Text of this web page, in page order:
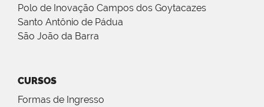
Polo de Inovação Campos dos Goytacazes
Santo Antônio de Pádua
São João da Barra
CURSOS
Formas de Ingresso